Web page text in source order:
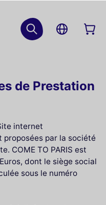
de Prestation
internet
proposées par la société
COME TO PARIS est
dont le siège social
sous le numéro